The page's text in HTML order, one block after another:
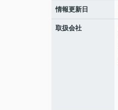
情報更新日
取扱会社